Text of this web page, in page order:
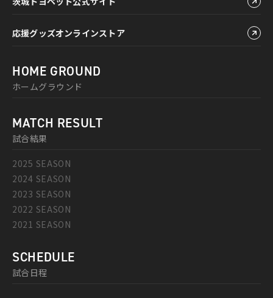
応援グッズオンラインストア
HOME GROUND
ホームグラウンド
MATCH RESULT
試合結果
2025 SEASON
2024 SEASON
2023 SEASON
2022 SEASON
2021 SEASON
SCHEDULE
試合日程